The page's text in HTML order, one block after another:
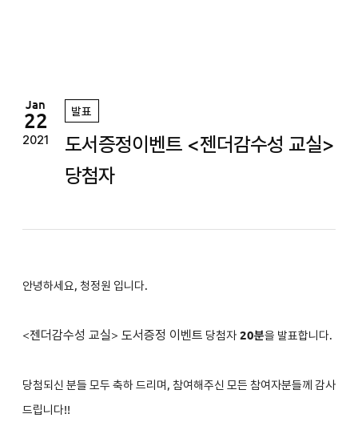
Jan
22
2021
발표
도서증정이벤트 <젠더감수성 교실>
당첨자
안녕하세요, 청정원 입니다.
<젠더감수성 교실> 도서증정 이벤트 당첨자 20분을 발표합니다.
당첨되신 분들 모두 축하 드리며, 참여해주신 모든 참여자분들께 감사
드립니다!!